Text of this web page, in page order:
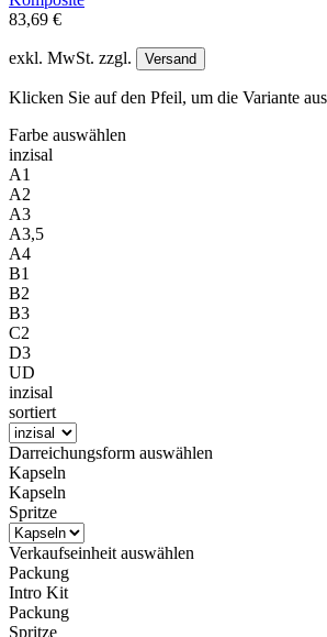
83,69 €
exkl. MwSt. zzgl. Versand
Klicken Sie auf den Pfeil, um die Variante
Farbe auswählen
inzisal
A1
A2
A3
A3,5
A4
B1
B2
B3
C2
D3
UD
inzisal
sortiert
Darreichungsform auswählen
Kapseln
Kapseln
Spritze
Verkaufseinheit auswählen
Packung
Intro Kit
Packung
Spritze